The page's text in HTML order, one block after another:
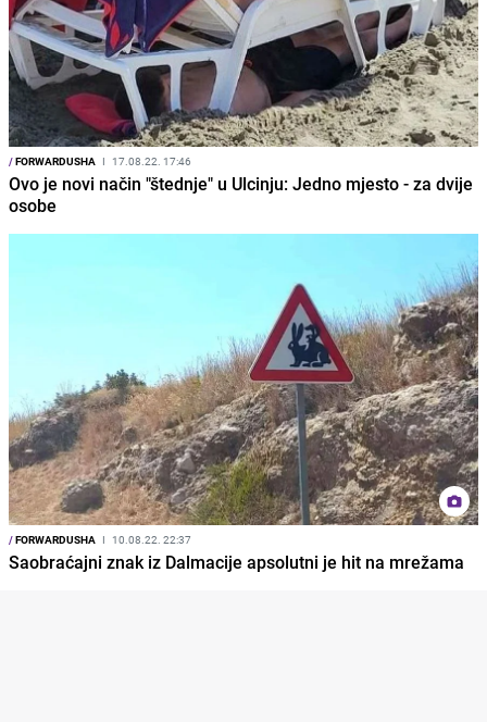
/FORWARDUSHA I 17.08.22. 17:46
Ovo je novi način "štednje" u Ulcinju: Jedno mjesto - za dvije
osobe
/FORWARDUSHA I 10.08.22. 22:37
Saobraćajni znak iz Dalmacije apsolutni je hit na mrežama